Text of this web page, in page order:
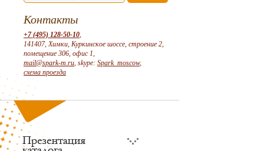
Контакты
+7 (495) 128-50-10,
141407, Химки, Куркинское шоссе, строение 2,
помещение 306, офис 1,
mail@spark-m.ru, skype: Spark_moscow,
схема проезда